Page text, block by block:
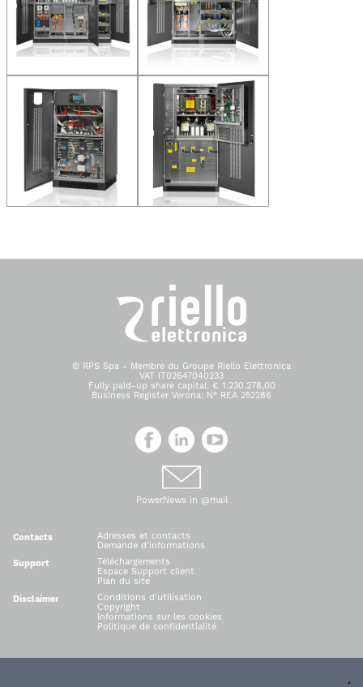
© RPS Spa - Membre du Groupe Riello Elettronica
VAT IT02647040233
Fully paid-up share capital: € 1.230.278,00
Business Register Verona: N° REA 252286
PowerNews in @mail
Contacts
Adresses et contacts
Demande d'informations
Support
Téléchargements
Espace Support client
Plan du site
Disclaimer
Conditions d'utilisation
Copyright
Informations sur les cookies
Politique de confidentialité